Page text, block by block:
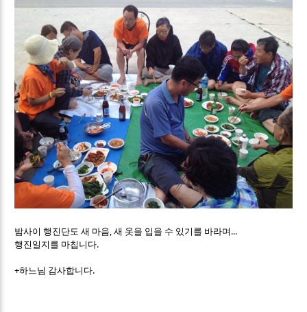
밤사이 행진단도 새 마음, 새 옷을 입을 수 있기를 바라며...
행진일지를 마칩니다.
+하느님 감사합니다.